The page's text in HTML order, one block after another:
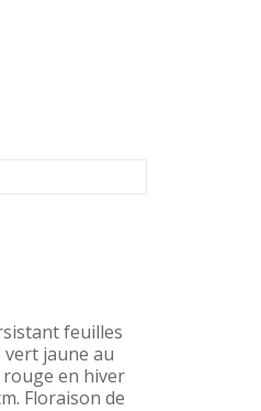
feuilles
vert jaune au
en hiver
Floraison de